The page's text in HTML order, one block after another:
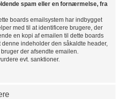
spam eller en fornærmelse, fra
boards emailsystem har indbygget
med til at identificere brugere, der
en kopi af emailen til dette boards
indeholder den såkaldte header,
der afsendte emailen.
evt. sanktioner.